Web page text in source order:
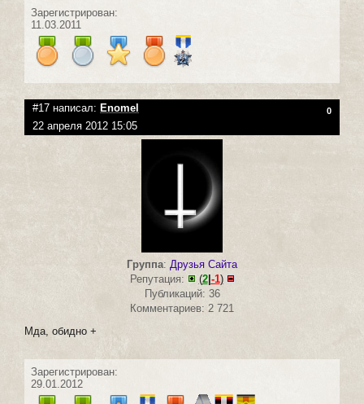
Зарегистрирован:
11.03.2011
#17 написал: Enomel 0
22 апреля 2012 15:05
Группа: Друзья Сайта
Репутация:
(2| -1)
Публикаций: 36
Комментариев: 2 721
Мда, обидно +
Зарегистрирован:
29.01.2012